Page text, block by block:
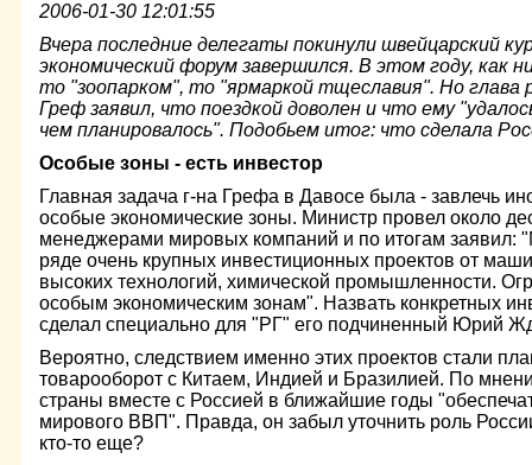
2006-01-30 12:01:55
Вчера последние делегаты покинули швейцарский
экономический форум завершился. В этом году, как
то "зоопарком", то "ярмаркой тщеславия". Но глава
Греф заявил, что поездкой доволен и что ему
чем планировалось". Подобьем итог: что сделала
Особые зоны - есть инвестор
Главная задача г-на Грефа в Давосе была - завлечь
особые экономические зоны. Министр провел около
менеджерами мировых компаний и по итогам заявил:
ряде очень крупных инвестиционных проектов от
высоких технологий, химической промышленности.
особым экономическим зонам". Назвать конкретных
сделал специально для "РГ" его подчиненный Юрий
Вероятно, следствием именно этих проектов стали
товарооборот с Китаем, Индией и Бразилией. По
страны вместе с Россией в ближайшие годы
мирового ВВП". Правда, он забыл уточнить роль
кто-то еще?